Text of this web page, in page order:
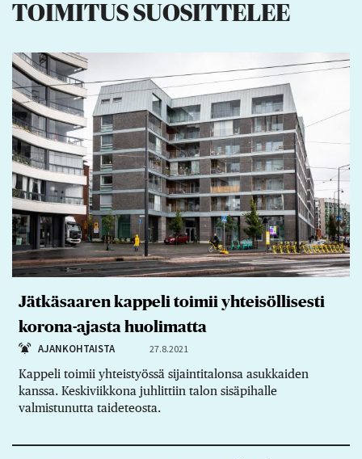
TOIMITUS SUOSITTELEE
Jätkäsaaren kappeli toimii yhteisöllisesti
korona-ajasta huolimatta
AJANKOHTAISTA 27.8.2021
Kappeli toimii yhteistyössä sijaintitalonsa asukkaiden
kanssa. Keskiviikkona juhlittiin talon sisäpihalle
valmistunutta taideteosta.